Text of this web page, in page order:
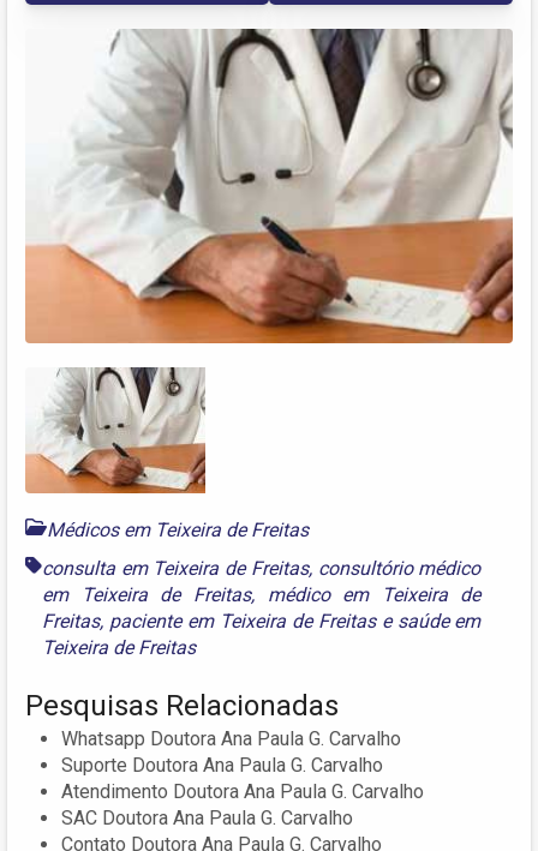
Médicos em Teixeira de Freitas
consulta em Teixeira de Freitas, consultório médico
em Teixeira de Freitas, médico em Teixeira de
Freitas, paciente em Teixeira de Freitase saúde em
Teixeira de Freitas
Pesquisas Relacionadas
Whatsapp Doutora Ana Paula G. Carvalho
Suporte Doutora Ana Paula G. Carvalho
Atendimento Doutora Ana Paula G. Carvalho
SAC Doutora Ana Paula G. Carvalho
Contato Doutora Ana Paula G. Carvalho